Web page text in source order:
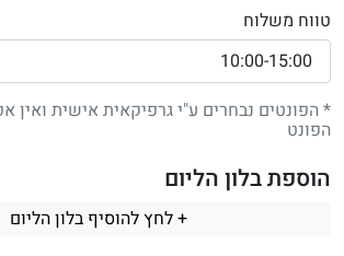
טווח משלוח
* הפונטים נבחרים ע"י גרפיקאית אישית
הפונט
הוספת בלון הליום
+ לחץ להוסיף בלון הליום